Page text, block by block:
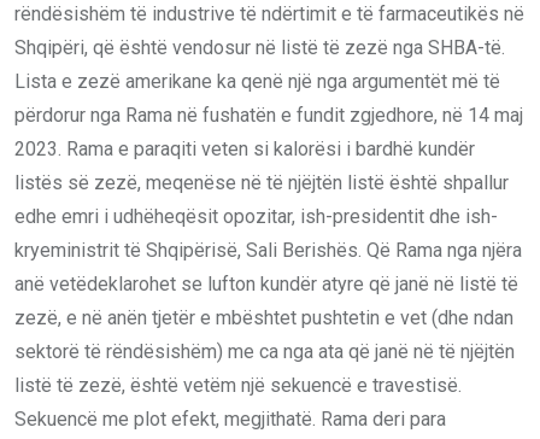
rëndësishëm të industrive të ndërtimit e të farmaceutikës në
Shqipëri, që është vendosur në listë të zezë nga SHBA-të.
Lista e zezë amerikane ka qenë një nga argumentët më të
përdorur nga Rama në fushatën e fundit zgjedhore, në 14 maj
2023. Rama e paraqiti veten si kalorësi i bardhë kundër
listës së zezë, meqenëse në të njëjtën listë është shpallur
edhe emri i udhëheqësit opozitar, ish-presidentit dhe ish-
kryeministrit të Shqipërisë, Sali Berishës. Që Rama nga njëra
anë vetëdeklarohet se lufton kundër atyre që janë në listë të
zezë, e në anën tjetër e mbështet pushtetin e vet (dhe ndan
sektorë të rëndësishëm) me ca nga ata që janë në të njëjtën
listë të zezë, është vetëm një sekuencë e travestisë.
Sekuencë me plot efekt, megjithatë. Rama deri para